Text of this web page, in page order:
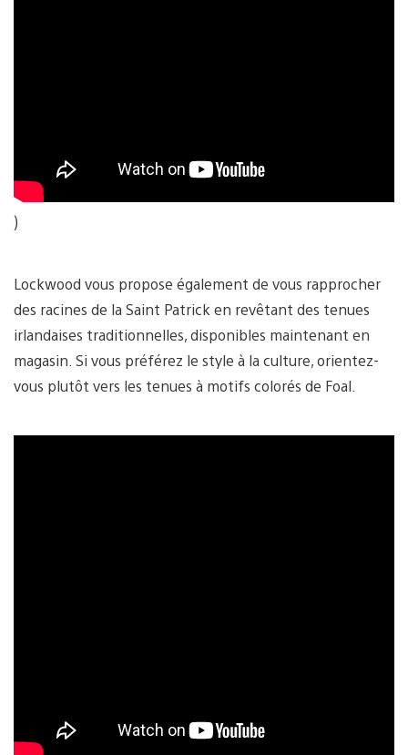
)
Lockwood vous propose également de vous rapprocher
des racines de la Saint Patrick en revêtant des tenues
irlandaises traditionnelles, disponibles maintenant en
magasin. Si vous préférez le style à la culture, orientez-
vous plutôt vers les tenues à motifs colorés de Foal.